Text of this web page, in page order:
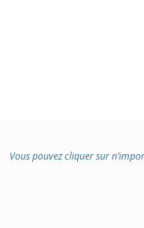
Vous pouvez cliquer sur